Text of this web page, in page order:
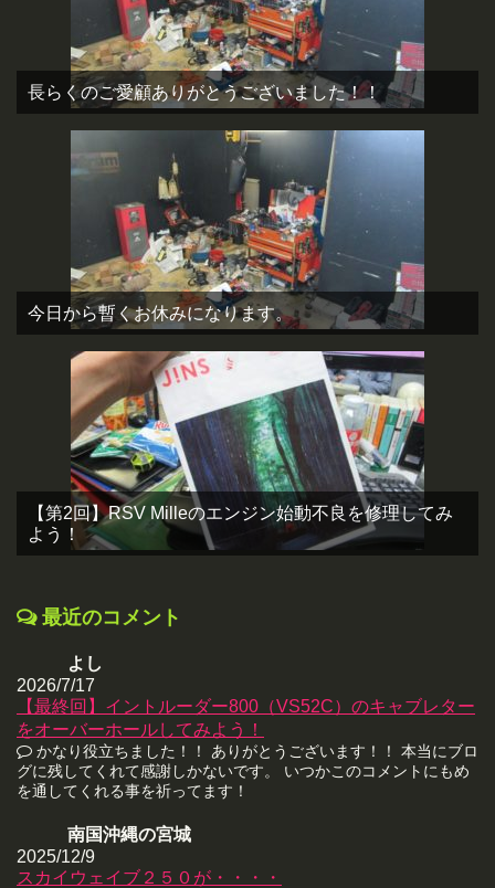
長らくのご愛顧ありがとうございました！！
今日から暫くお休みになります。
【第2回】RSV Milleのエンジン始動不良を修理してみ
よう！
最近のコメント
よし
2026/7/17
【最終回】イントルーダー800（VS52C）のキャブレター
をオーバーホールしてみよう！
かなり役立ちました！！ ありがとうございます！！ 本当にブロ
グに残してくれて感謝しかないです。 いつかこのコメントにもめ
を通してくれる事を祈ってます！
南国沖縄の宮城
2025/12/9
スカイウェイブ２５０が・・・・